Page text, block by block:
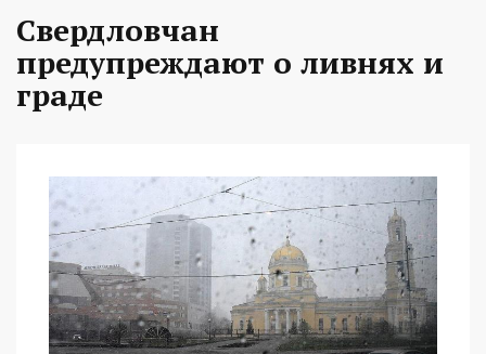
Свердловчан
предупреждают о ливнях и
граде